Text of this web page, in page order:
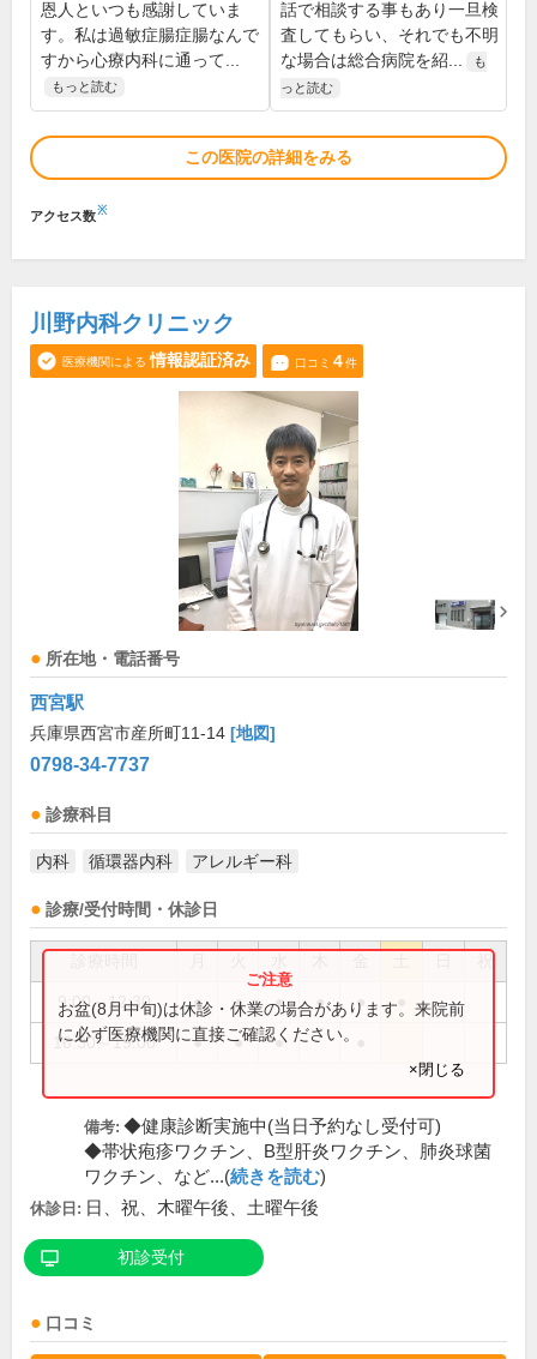
恩人といつも感謝していま
す。私は過敏症腸症腸なんで
すから心療内科に通って...
もっと読む
話で相談する事もあり一旦検
査してもらい、それでも不明
な場合は総合病院を紹...
も
っと読む
この医院の詳細をみる
アクセス数※
川野内科クリニック
医療機関による 情報認証済み 口コミ 4件
所在地・電話番号
西宮駅
兵庫県西宮市産所町11-14 [地図]
0798-34-7737
診療科目
内科 循環器内科 アレルギー科
診療/受付時間・休診日
9:00～12:30 ● ● ● ● ●
16:30～19:00 ● ● ●
お盆(8月中旬)は休診・休業の場合があります。来院前
に必ず医療機関に直接ご確認ください。
×閉じる
備考: ◆健康診断実施中(当日予約なし受付可)
◆帯状疱疹ワクチン、B型肝炎ワクチン、肺炎球菌
ワクチン、など...(続きを読む)
休診日: 日、祝、木曜午後、土曜午後
初診受付
口コミ